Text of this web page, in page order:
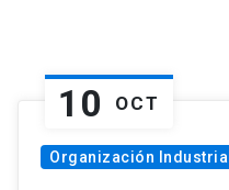
10 OCT
Organización Industrial